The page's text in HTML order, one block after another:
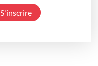
S'inscrire